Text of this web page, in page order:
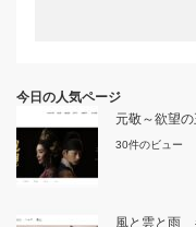
今日の人気ページ
元敬～欲望
30件のビュー
風と雲と雨